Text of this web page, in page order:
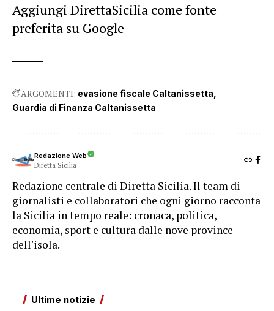
Aggiungi DirettaSicilia come fonte
preferita su Google
ARGOMENTI: evasione fiscale Caltanissetta
Guardia di Finanza Caltanissetta
Redazione Web
Diretta Sicilia
Redazione centrale di Diretta Sicilia. Il team di
giornalisti e collaboratori che ogni giorno racconta
la Sicilia in tempo reale: cronaca, politica,
economia, sport e cultura dalle nove province
dell'isola.
Ultime notizie